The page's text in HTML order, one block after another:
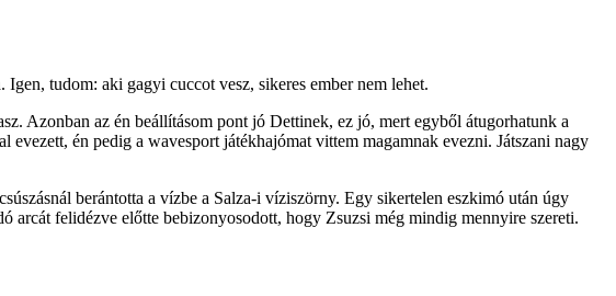
tudom: aki gagyi cuccot vesz, sikeres ember nem lehet.
Azonban az én beállításom pont jó Dettinek, ez jó, mert egyből átugorhatunk a
én pedig a wavesport játékhajómat vittem magamnak evezni. Játszani nagy
berántotta a vízbe a Salza-i víziszörny. Egy sikertelen eszkimó után úgy
felidézve előtte bebizonyosodott, hogy Zsuzsi még mindig mennyire szereti.